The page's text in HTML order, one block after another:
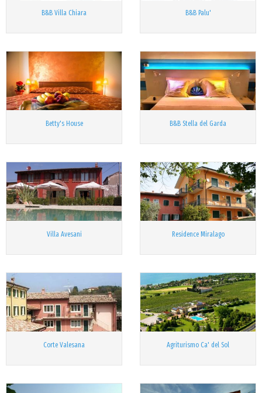
B&B Villa Chiara B&B Palu'
Betty's House B&B Stella del Garda
Villa Avesani Residence Miralago
Corte Valesana Agriturismo Ca' del Sol